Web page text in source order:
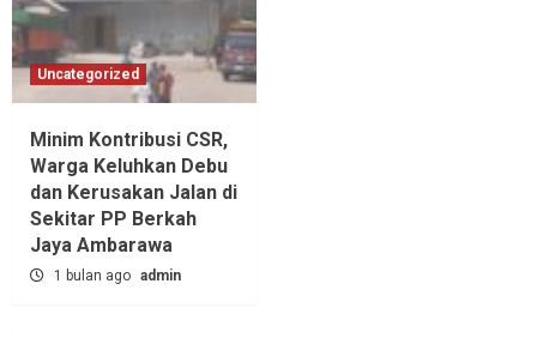
Uncategorized
Minim Kontribusi CSR,
Warga Keluhkan Debu
dan Kerusakan Jalan di
Sekitar PP Berkah
Jaya Ambarawa‎
1 bulan ago admin